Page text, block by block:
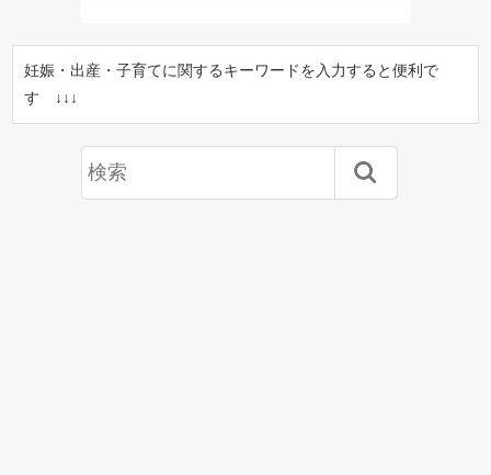
妊娠・出産・子育てに関するキーワードを入力すると便利で
す ↓↓↓